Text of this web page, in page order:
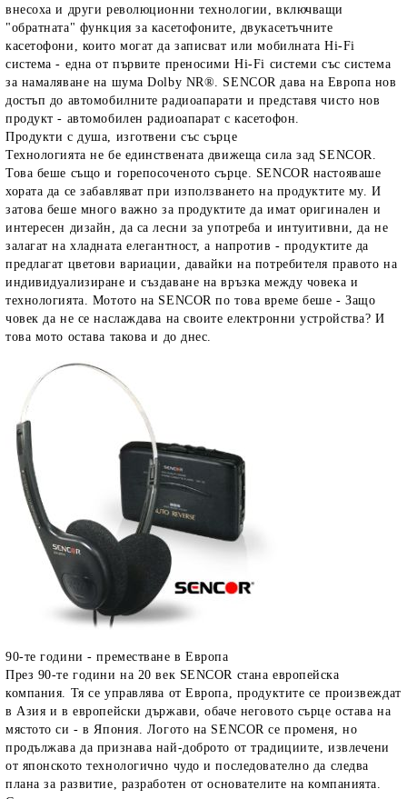
внесоха и други революционни технологии, включващи
"обратната" функция за касетофоните, двукасетъчните
касетофони, които могат да записват или мобилната Hi-Fi
система - една от първите преносими Hi-Fi системи със система
за намаляване на шума Dolby NR®. SENCOR дава на Европа нов
достъп до автомобилните радиоапарати и представя чисто нов
продукт - автомобилен радиоапарат с касетофон.
Продукти с душа, изготвени със сърце
Технологията не бе единствената движеща сила зад SENCOR.
Това беше също и горепосоченото сърце. SENCOR настояваше
хората да се забавляват при използването на продуктите му. И
затова беше много важно за продуктите да имат оригинален и
интересен дизайн, да са лесни за употреба и интуитивни, да не
залагат на хладната елегантност, а напротив - продуктите да
предлагат цветови вариации, давайки на потребителя правото на
индивидуализиране и създаване на връзка между човека и
технологията. Мотото на SENCOR по това време беше - Защо
човек да не се наслаждава на своите електронни устройства? И
това мото остава такова и до днес.
90-те години - преместване в Европа
През 90-те години на 20 век SENCOR стана европейска
компания. Тя се управлява от Европа, продуктите се произвеждат
в Азия и в европейски държави, обаче неговото сърце остава на
мястото си - в Япония. Логото на SENCOR се променя, но
продължава да признава най-доброто от традициите, извлечени
от японското технологично чудо и последователно да следва
плана за развитие, разработен от основателите на компанията.